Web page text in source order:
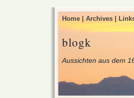
Home | Archives |
blogk
Aussichten aus dem